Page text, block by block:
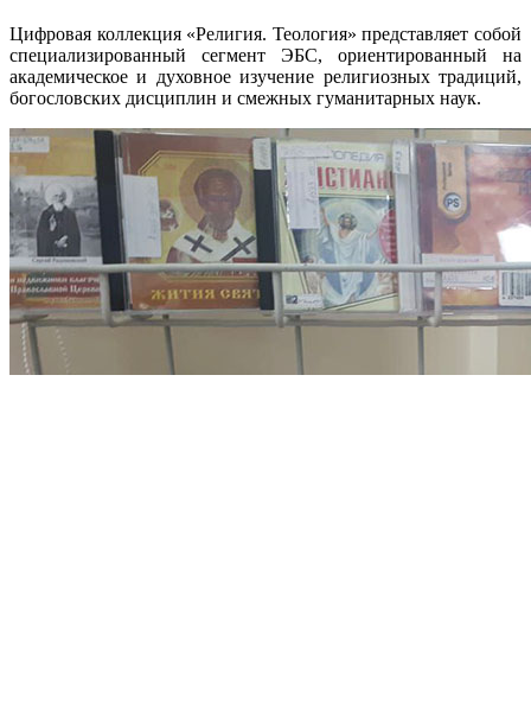
Цифровая коллекция «Религия. Теология» представляет собой
специализированный сегмент ЭБС, ориентированный на
академическое и духовное изучение религиозных традиций,
богословских дисциплин и смежных гуманитарных наук.